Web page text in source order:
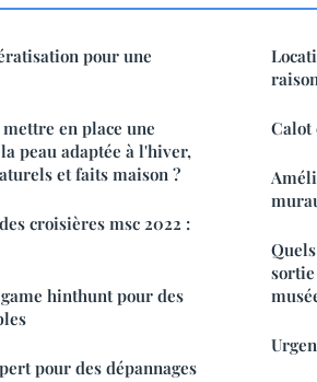
pour une
en place une
peau adaptée à l'hiver,
et faits maison ?
croisières msc 2022 :
hinthunt pour des
pour des dépannages
Calot